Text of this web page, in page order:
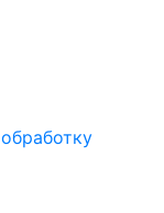
обработку